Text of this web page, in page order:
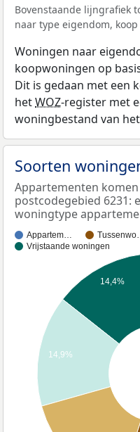
Bovenstaande lijngrafiek
naar type eigendom,
Woningen naar
koopwoningen op
Dit is gedaan met een
hetWOZ-register met
woningbestand van
Soorten
Appartementen
postcodegebied 6231:
woningtype
Appartem…
Vrijstaande woningen
14,4%
14,9%